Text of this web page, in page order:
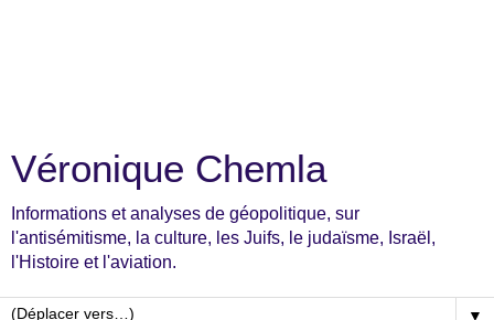
Véronique Chemla
Informations et analyses de géopolitique, sur
l'antisémitisme, la culture, les Juifs, le judaïsme, Israël,
l'Histoire et l'aviation.
▼